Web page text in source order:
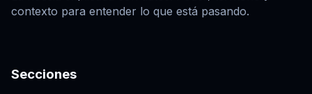
contexto para entender lo que está pasando.
Secciones